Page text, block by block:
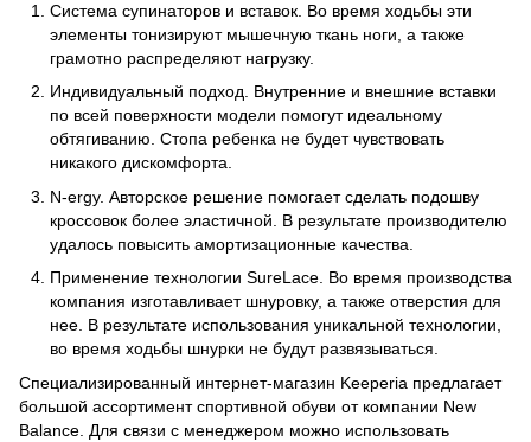
Система супинаторов и вставок. Во время ходьбы эти
элементы тонизируют мышечную ткань ноги, а также
грамотно распределяют нагрузку.
Индивидуальный подход. Внутренние и внешние вставки
по всей поверхности модели помогут идеальному
обтягиванию. Стопа ребенка не будет чувствовать
никакого дискомфорта.
N-ergy. Авторское решение помогает сделать подошву
кроссовок более эластичной. В результате производителю
удалось повысить амортизационные качества.
Применение технологии SureLace. Во время производства
компания изготавливает шнуровку, а также отверстия для
нее. В результате использования уникальной технологии,
во время ходьбы шнурки не будут развязываться.
Специализированный интернет-магазин Keeperia предлагает
большой ассортимент спортивной обуви от компании New
Balance. Для связи с менеджером можно использовать